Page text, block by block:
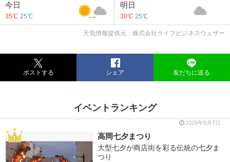
今日
35℃ 25℃
明日
30℃ 25℃
天気情報提供元：株式会社ライフビジネスウェザー
ポストする シェア 友だちに送る
イベントランキング
2026年8月7日
高岡七夕まつり
大型七夕が商店街を彩る伝統の七夕ま
つり